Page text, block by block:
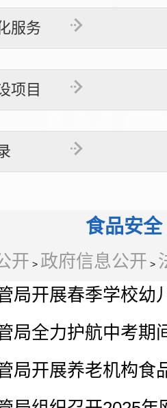
服务
项目
食品安全
开 > 政府信息公开 >